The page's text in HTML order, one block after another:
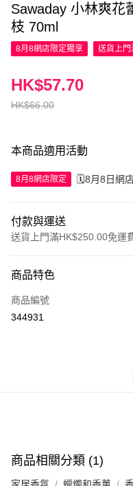
Sawaday 小林爽花
枝 70ml
8月8網店限定獨享 送貨上
HK$66.00
HK$57.70
本商品適用活動
8月8網店限定 🗓️8月8日網
付款與運送
送貨上門滿HK$250.00免運
信用卡
Apple Pay
付款後門市自取，訂單確認
商品特色
商品編號
344931
商品相關分類 (1)